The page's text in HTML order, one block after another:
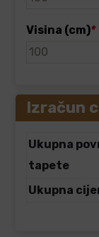
Visina (cm)*
Izračun
Ukupna
tapete
Ukupna